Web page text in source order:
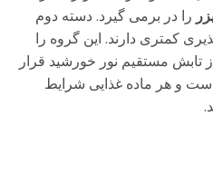
را در برمی گیرد. دسته دوم
کمتری دارند. این گروه را
تابش مستقیم نور خورشید قرار
است و هر ماده غذایی شرایط